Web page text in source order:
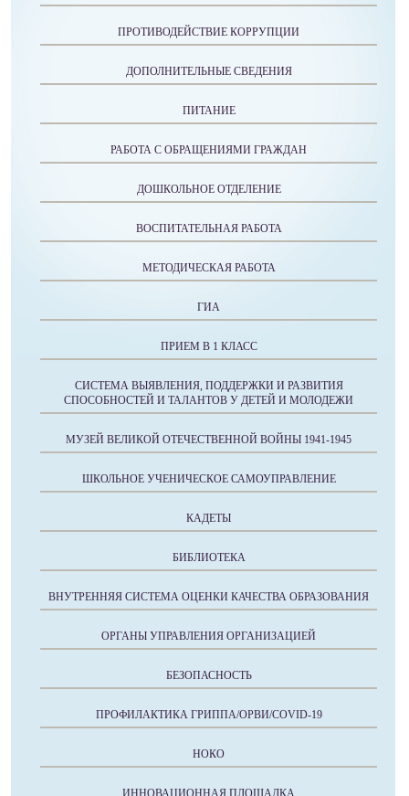
ПРОТИВОДЕЙСТВИЕ КОРРУПЦИИ
ДОПОЛНИТЕЛЬНЫЕ СВЕДЕНИЯ
ПИТАНИЕ
РАБОТА С ОБРАЩЕНИЯМИ ГРАЖДАН
ДОШКОЛЬНОЕ ОТДЕЛЕНИЕ
ВОСПИТАТЕЛЬНАЯ РАБОТА
МЕТОДИЧЕСКАЯ РАБОТА
ГИА
ПРИЕМ В 1 КЛАСС
СИСТЕМА ВЫЯВЛЕНИЯ, ПОДДЕРЖКИ И РАЗВИТИЯ
СПОСОБНОСТЕЙ И ТАЛАНТОВ У ДЕТЕЙ И МОЛОДЕЖИ
МУЗЕЙ ВЕЛИКОЙ ОТЕЧЕСТВЕННОЙ ВОЙНЫ 1941-1945
ШКОЛЬНОЕ УЧЕНИЧЕСКОЕ САМОУПРАВЛЕНИЕ
КАДЕТЫ
БИБЛИОТЕКА
ВНУТРЕННЯЯ СИСТЕМА ОЦЕНКИ КАЧЕСТВА ОБРАЗОВАНИЯ
ОРГАНЫ УПРАВЛЕНИЯ ОРГАНИЗАЦИЕЙ
БЕЗОПАСНОСТЬ
ПРОФИЛАКТИКА ГРИППА/ОРВИ/COVID-19
НОКО
ИННОВАЦИОННАЯ ПЛОЩАДКА